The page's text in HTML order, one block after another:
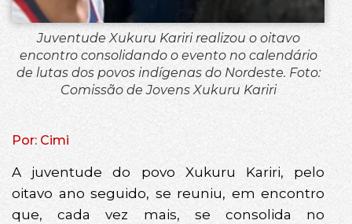
Juventude Xukuru Kariri realizou o oitavo
encontro consolidando o evento no calendário
de lutas dos povos indígenas do Nordeste. Foto:
Comissão de Jovens Xukuru Kariri
Por: Cimi
A juventude do povo Xukuru Kariri, pelo
oitavo ano seguido, se reuniu, em encontro
que, cada vez mais, se consolida no